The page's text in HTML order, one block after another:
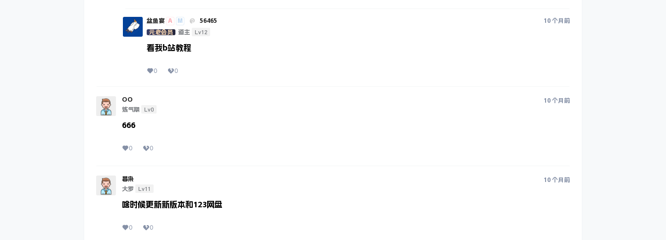
盆鱼宴 A M @
56465
元老会员
道主 Lv12
10 个月前
看我b站教程
0 0
OO
炼气期
Lv0
10 个月前
666
0 0
暮枭
大罗
Lv11
10 个月前
啥时候更新新版本和123网盘
0 0